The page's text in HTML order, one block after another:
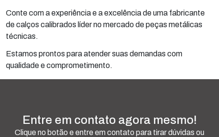
Conte com a experiência e a excelência de uma fabricante
de calços calibrados líder no mercado de peças metálicas
técnicas.
Estamos prontos para atender suas demandas com
qualidade e comprometimento.
Entre em contato agora mesmo!
Clique no botão e entre em contato para tirar dúvidas ou